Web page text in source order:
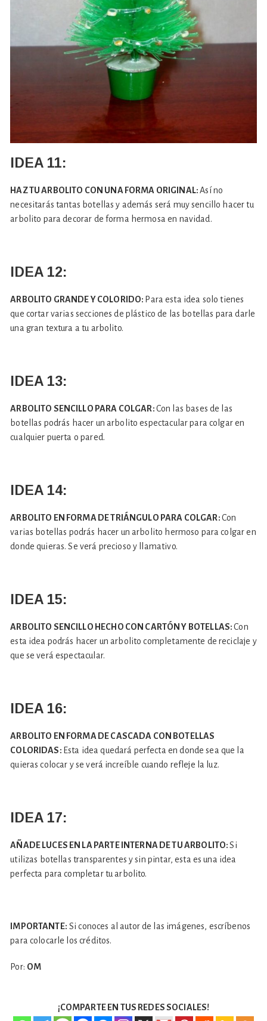
IDEA 11:
HAZ TU ARBOLITO CON UNA FORMA ORIGINAL:Así no
necesitarás tantas botellas y además será muy sencillo hacer tu
arbolito para decorar de forma hermosa en navidad.
IDEA 12:
ARBOLITO GRANDE Y COLORIDO: Para esta idea solo tienes
que cortar varias secciones de plástico de las botellas para darle
una gran textura a tu arbolito.
IDEA 13:
ARBOLITO SENCILLO PARA COLGAR:Con las bases de las
botellas podrás hacer un arbolito espectacular para colgar en
cualquier puerta o pared.
IDEA 14:
ARBOLITO EN FORMA DE TRIÁNGULO PARA COLGAR:Con
varias botellas podrás hacer un arbolito hermoso para colgar en
donde quieras. Se verá precioso y llamativo.
IDEA 15:
ARBOLITO SENCILLO HECHO CON CARTÓN Y BOTELLAS:Con
esta idea podrás hacer un arbolito completamente de reciclaje y
que se verá espectacular.
IDEA 16:
ARBOLITO EN FORMA DE CASCADA CON BOTELLAS
COLORIDAS: Esta idea quedará perfecta en donde sea que la
quieras colocar y se verá increíble cuando refleje la luz.
IDEA 17:
AÑADE LUCES EN LA PARTE INTERNA DE TU ARBOLITO:Si
utilizas botellas transparentes y sin pintar, esta es una idea
perfecta para completar tu arbolito.
IMPORTANTE: Si conoces al autor de las imágenes, escríbenos
para colocarle los créditos.
Por: OM
¡COMPARTE EN TUS REDES SOCIALES!